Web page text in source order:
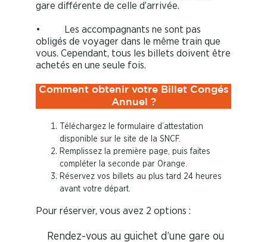
gare différente de celle d’arrivée.
• Les accompagnants ne sont pas
obligés de voyager dans le même train que
vous. Cependant, tous les billets doivent être
achetés en une seule fois.
Comment obtenir votre Billet Congés
Annuel ?
Téléchargez le formulaire d’attestation
disponible sur le site de la SNCF.
Remplissez la première page, puis faites
compléter la seconde par Orange.
Réservez vos billets au plus tard 24 heures
avant votre départ.
Pour réserver, vous avez 2 options :
Rendez-vous au guichet d’une gare ou